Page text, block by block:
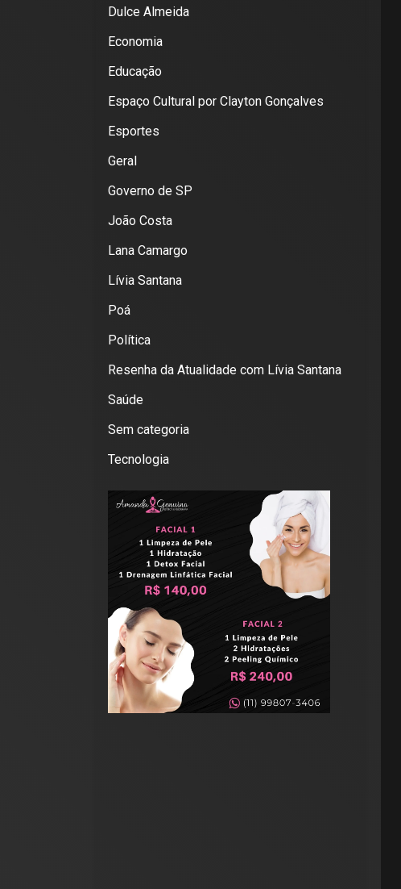
Dulce Almeida
Economia
Educação
Espaço Cultural por Clayton Gonçalves
Esportes
Geral
Governo de SP
João Costa
Lana Camargo
Lívia Santana
Poá
Política
Resenha da Atualidade com Lívia Santana
Saúde
Sem categoria
Tecnologia